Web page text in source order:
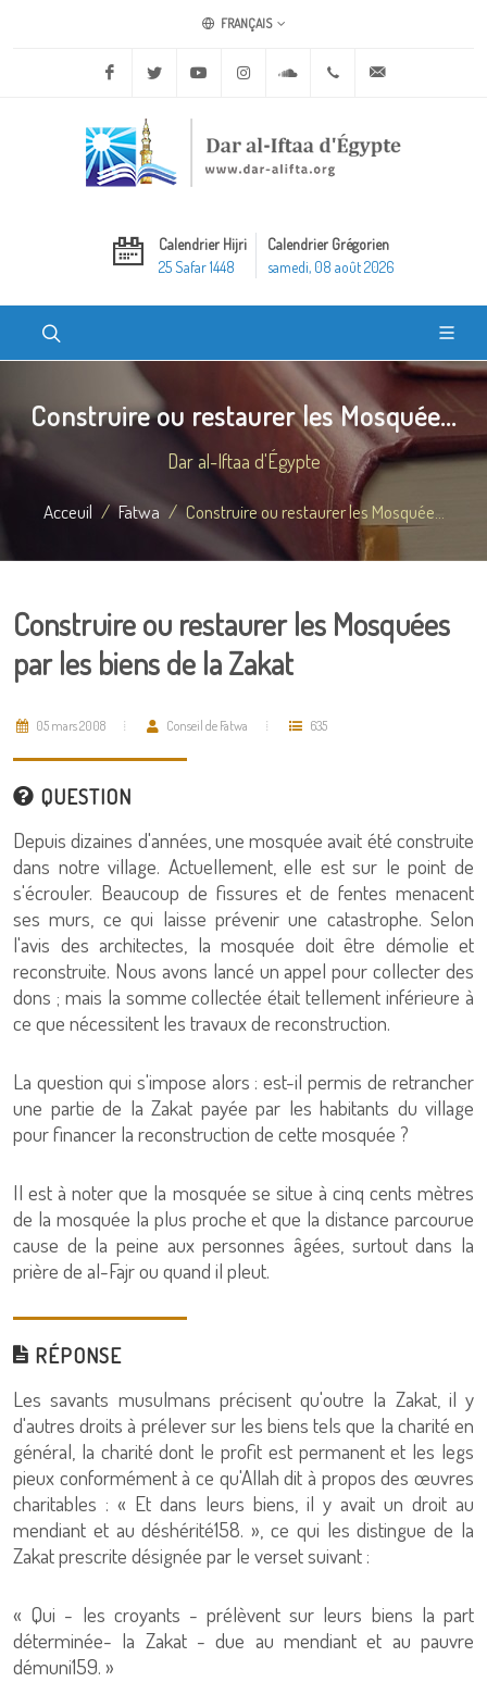
FRANÇAIS
Facebook Twitter Youtube Instagram Soundcloud+20 2 25970400
Calendrier Hijri
25 Safar 1448
Calendrier Grégorien
samedi, 08 août 2026
Construire ou restaurer les Mosquée...
Dar al-Iftaa d'Égypte
Acceuil Fatwa Construire ou restaurer les Mosquée...
Construire ou restaurer les Mosquées
par les biens de la Zakat
05 mars 2008 Conseil de Fatwa 635
QUESTION
Depuis dizaines d'années, une mosquée avait été construite
dans notre village. Actuellement, elle est sur le point de
s'écrouler. Beaucoup de fissures et de fentes menacent
ses murs, ce qui laisse prévenir une catastrophe. Selon
l'avis des architectes, la mosquée doit être démolie et
reconstruite. Nous avons lancé un appel pour collecter des
dons ; mais la somme collectée était tellement inférieure à
ce que nécessitent les travaux de reconstruction.
La question qui s'impose alors : est-il permis de retrancher
une partie de la Zakat payée par les habitants du village
pour financer la reconstruction de cette mosquée ?
Il est à noter que la mosquée se situe à cinq cents mètres
de la mosquée la plus proche et que la distance parcourue
cause de la peine aux personnes âgées, surtout dans la
prière de al-Fajr ou quand il pleut.
RÉPONSE
Les savants musulmans précisent qu'outre la Zakat, il y
d'autres droits à prélever sur les biens tels que la charité en
général, la charité dont le profit est permanent et les legs
pieux conformément à ce qu'Allah dit à propos des œuvres
charitables : « Et dans leurs biens, il y avait un droit au
mendiant et au déshérité158. », ce qui les distingue de la
Zakat prescrite désignée par le verset suivant :
« Qui - les croyants - prélèvent sur leurs biens la part
déterminée- la Zakat - due au mendiant et au pauvre
démuni159. »